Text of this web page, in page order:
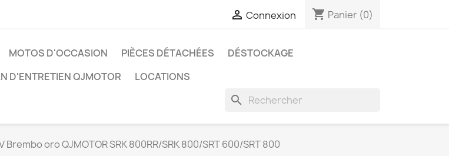
 Connexion shopping_cart Panier (0)
MOTOS D'OCCASION PIÈCES DÉTACHÉES
DÉSTOCKAGE
D'ENTRETIEN QJMOTOR LOCATIONS
search
Brembo oro QJMOTOR SRK 800RR/SRK 800/SRT 600/SRT 800